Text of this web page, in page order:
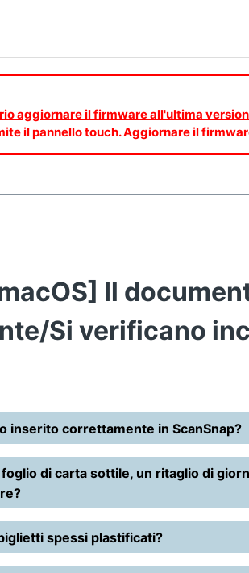
aggiornare il firmware all'ultima
il pannello touch. Aggiornare il
Il
Si verificano
inserito correttamente in ScanSnap?
di carta sottile, un ritaglio di
spessi plastificati?